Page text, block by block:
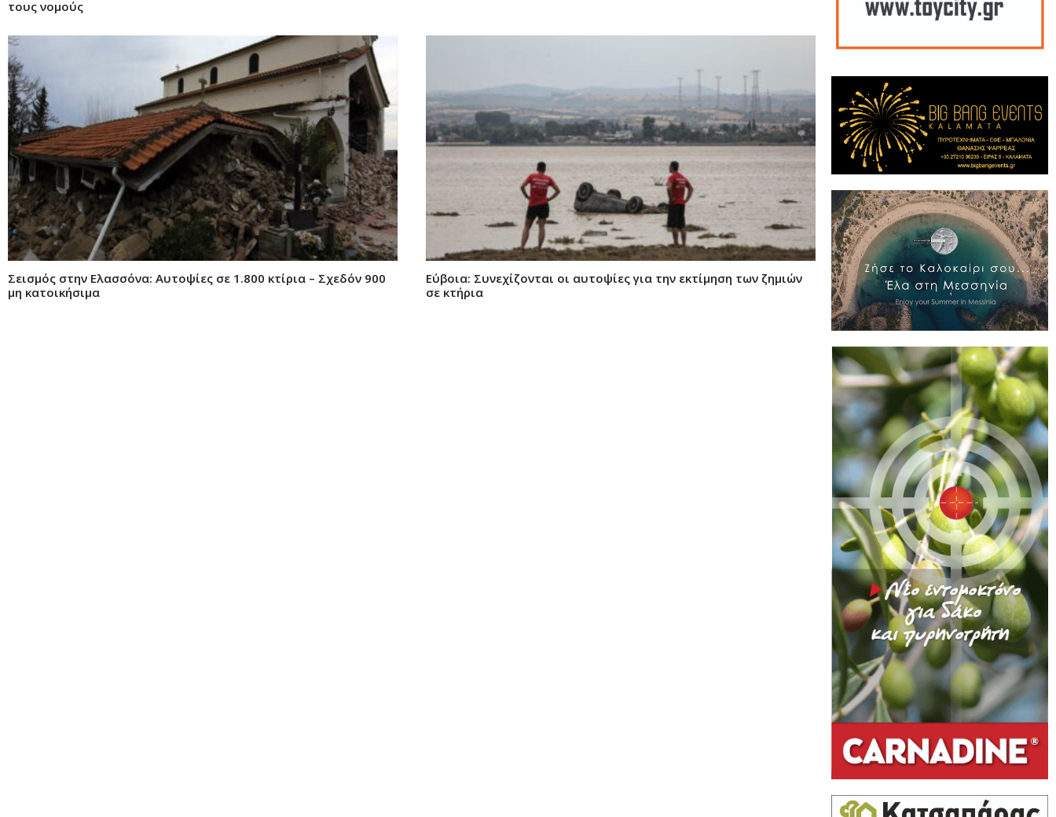
τους νομούς
Σεισμός στην Ελασσόνα: Αυτοψίες σε 1.800 κτίρια – Σχεδόν 900
μη κατοικήσιμα
Εύβοια: Συνεχίζονται οι αυτοψίες για την εκτίμηση των ζημιών
σε κτήρια